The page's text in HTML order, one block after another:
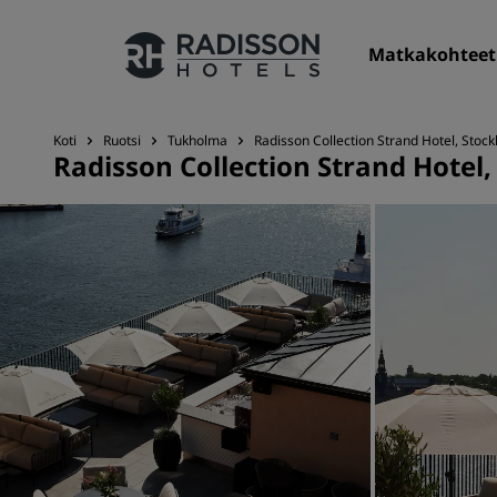
Matkakohteet
Hotelliketjumme
Radisson Hotels -brändit
Koti Ruotsi Tukholma Radisson Collection Strand Hotel,
Radisson Collection Strand